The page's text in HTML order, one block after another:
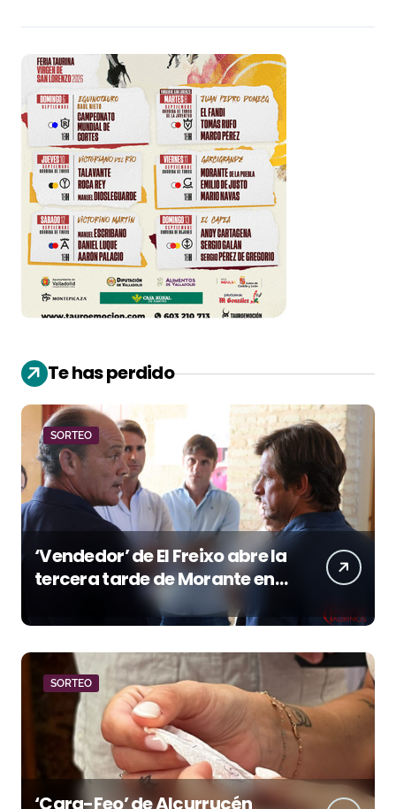
Te has perdido
SORTEO
‘Vendedor’ de El Freixo abre la
tercera tarde de Morante en
la temporada portuense
SORTEO
‘Cara-Feo’ de Alcurrucén